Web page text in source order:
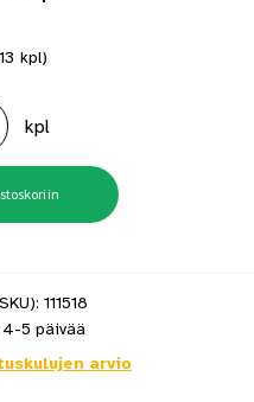
kpl)
kpl
111518
4-5 päivää
arvio